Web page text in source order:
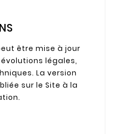
être mise à jour
légales,
La version
sur le Site à la